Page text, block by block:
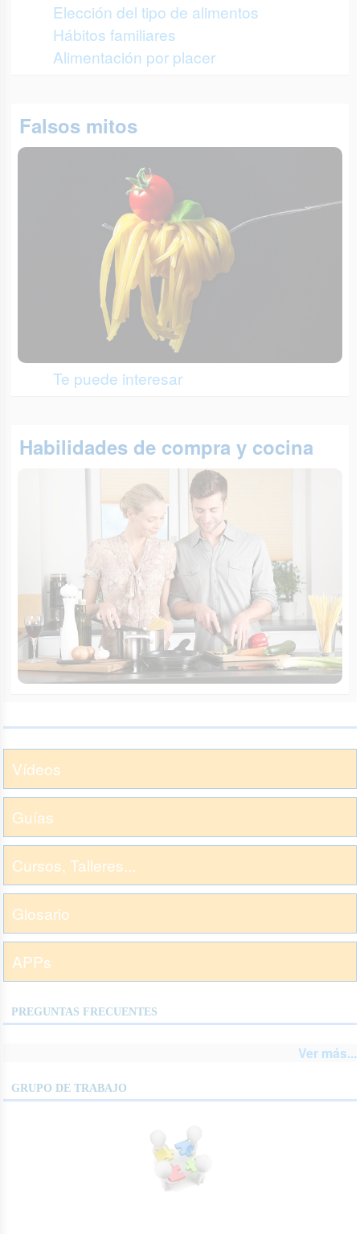
Elección del tipo de alimentos
Hábitos familiares
Alimentación por placer
Falsos mitos
Te puede interesar
Habilidades de compra y cocina
Vídeos
Guías
Cursos, Talleres...
Glosario
APPs
PREGUNTAS FRECUENTES
Ver más...
GRUPO DE TRABAJO